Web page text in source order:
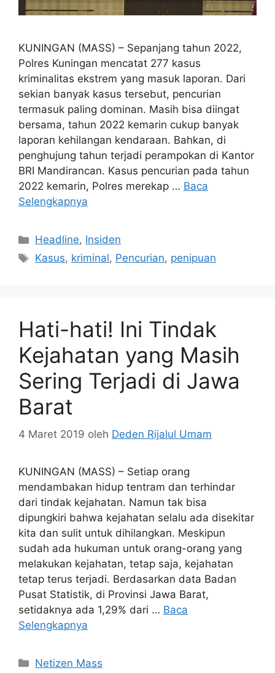
KUNINGAN (MASS) – Sepanjang tahun 2022,
Polres Kuningan mencatat 277 kasus
kriminalitas ekstrem yang masuk laporan. Dari
sekian banyak kasus tersebut, pencurian
termasuk paling dominan. Masih bisa diingat
bersama, tahun 2022 kemarin cukup banyak
laporan kehilangan kendaraan. Bahkan, di
penghujung tahun terjadi perampokan di Kantor
BRI Mandirancan. Kasus pencurian pada tahun
2022 kemarin, Polres merekap … Baca
Selengkapnya
Kategori
Headline, Insiden
Tag
Kasus, kriminal, Pencurian, penipuan
Hati-hati! Ini Tindak
Kejahatan yang Masih
Sering Terjadi di Jawa
Barat
4 Maret 2019 oleh Deden Rijalul Umam
KUNINGAN (MASS) – Setiap orang
mendambakan hidup tentram dan terhindar
dari tindak kejahatan. Namun tak bisa
dipungkiri bahwa kejahatan selalu ada disekitar
kita dan sulit untuk dihilangkan. Meskipun
sudah ada hukuman untuk orang-orang yang
melakukan kejahatan, tetap saja, kejahatan
tetap terus terjadi. Berdasarkan data Badan
Pusat Statistik, di Provinsi Jawa Barat,
setidaknya ada 1,29% dari … Baca
Selengkapnya
Kategori
Netizen Mass